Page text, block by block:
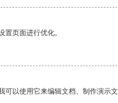
页面进行优化。
以使用它来编辑文档、制作演示文